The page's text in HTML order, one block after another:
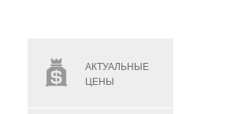
АКТУАЛЬНЫЕ
ЦЕНЫ